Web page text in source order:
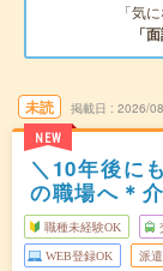
「気
「
未読
NEW
掲載日 2026/
＼10年後に
の職場へ＊
職種未経験OK
WEB登録OK 派遣